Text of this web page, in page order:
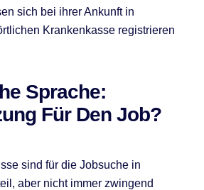
sich bei ihrer Ankunft in
Krankenkasse registrieren
Sprache:
Für Den Job?
sind für die Jobsuche in
aber nicht immer zwingend